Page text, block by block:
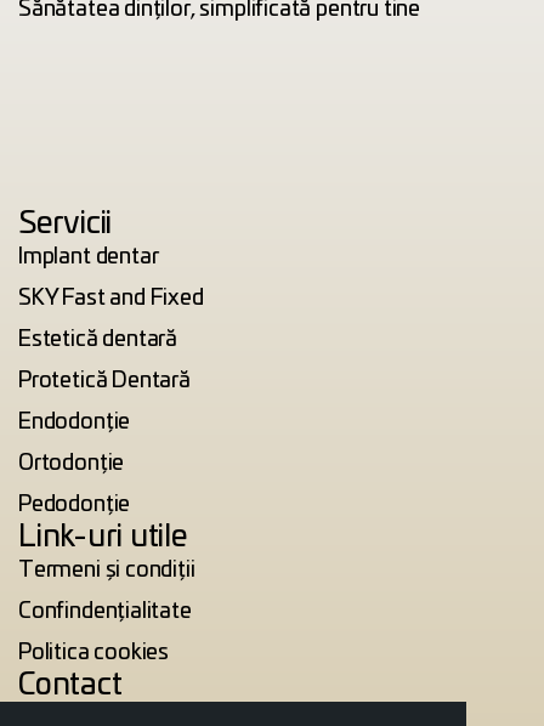
Sănătatea dinților, simplificată pentru tine
Servicii
Implant dentar
SKY Fast and Fixed
Estetică dentară
Protetică Dentară
Endodonție
Ortodonție
Pedodonție
Link-uri utile
Termeni și condiții
Confindențialitate
Politica cookies
Contact